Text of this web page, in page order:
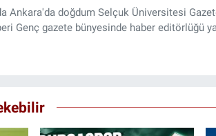
Ankara'da doğdum Selçuk Üniversitesi
Genç gazete bünyesinde haber editörlüğü